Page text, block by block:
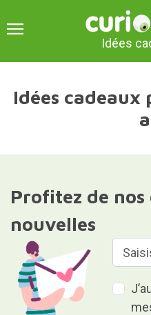
Idées
Idées cadeaux
Profitez de
nouvelles